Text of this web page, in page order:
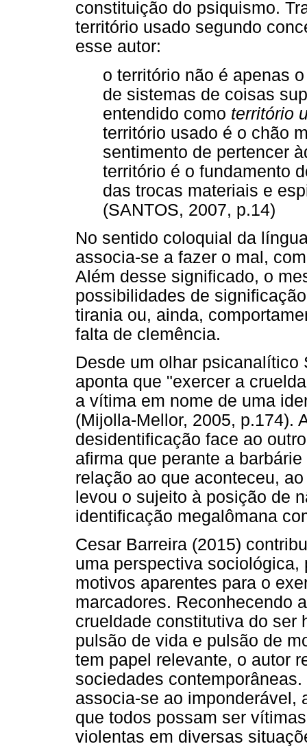
constituição do psiquismo.
território usado segundo
esse autor:
o território não é apenas
de sistemas de coisas
entendido como território
território usado é o chão
sentimento de pertencer
território é o fundamento
das trocas materiais e
(SANTOS, 2007, p.14)
No sentido coloquial da
associa-se a fazer o mal,
Além desse significado, o
possibilidades de
tirania ou, ainda,
falta de clemência.
Desde um olhar
aponta que "exercer a
a vítima em nome de uma
(Mijolla-Mellor, 2005, p.174).
desidentificação face ao
afirma que perante a
relação ao que aconteceu,
levou o sujeito à posição de
identificação megalômana
Cesar Barreira (2015)
uma perspectiva
motivos aparentes para o
marcadores. Reconhecendo
crueldade constitutiva do ser
pulsão de vida e pulsão de
tem papel relevante, o autor
sociedades
associa-se ao imponderável,
que todos possam ser
violentas em diversas